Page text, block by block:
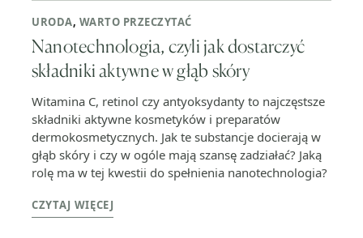
URODA, WARTO PRZECZYTAĆ
Nanotechnologia, czyli jak dostarczyć
składniki aktywne w głąb skóry
Witamina C, retinol czy antyoksydanty to najczęstsze
składniki aktywne kosmetyków i preparatów
dermokosmetycznych. Jak te substancje docierają w
głąb skóry i czy w ogóle mają szansę zadziałać? Jaką
rolę ma w tej kwestii do spełnienia nanotechnologia?
CZYTAJ WIĘCEJ